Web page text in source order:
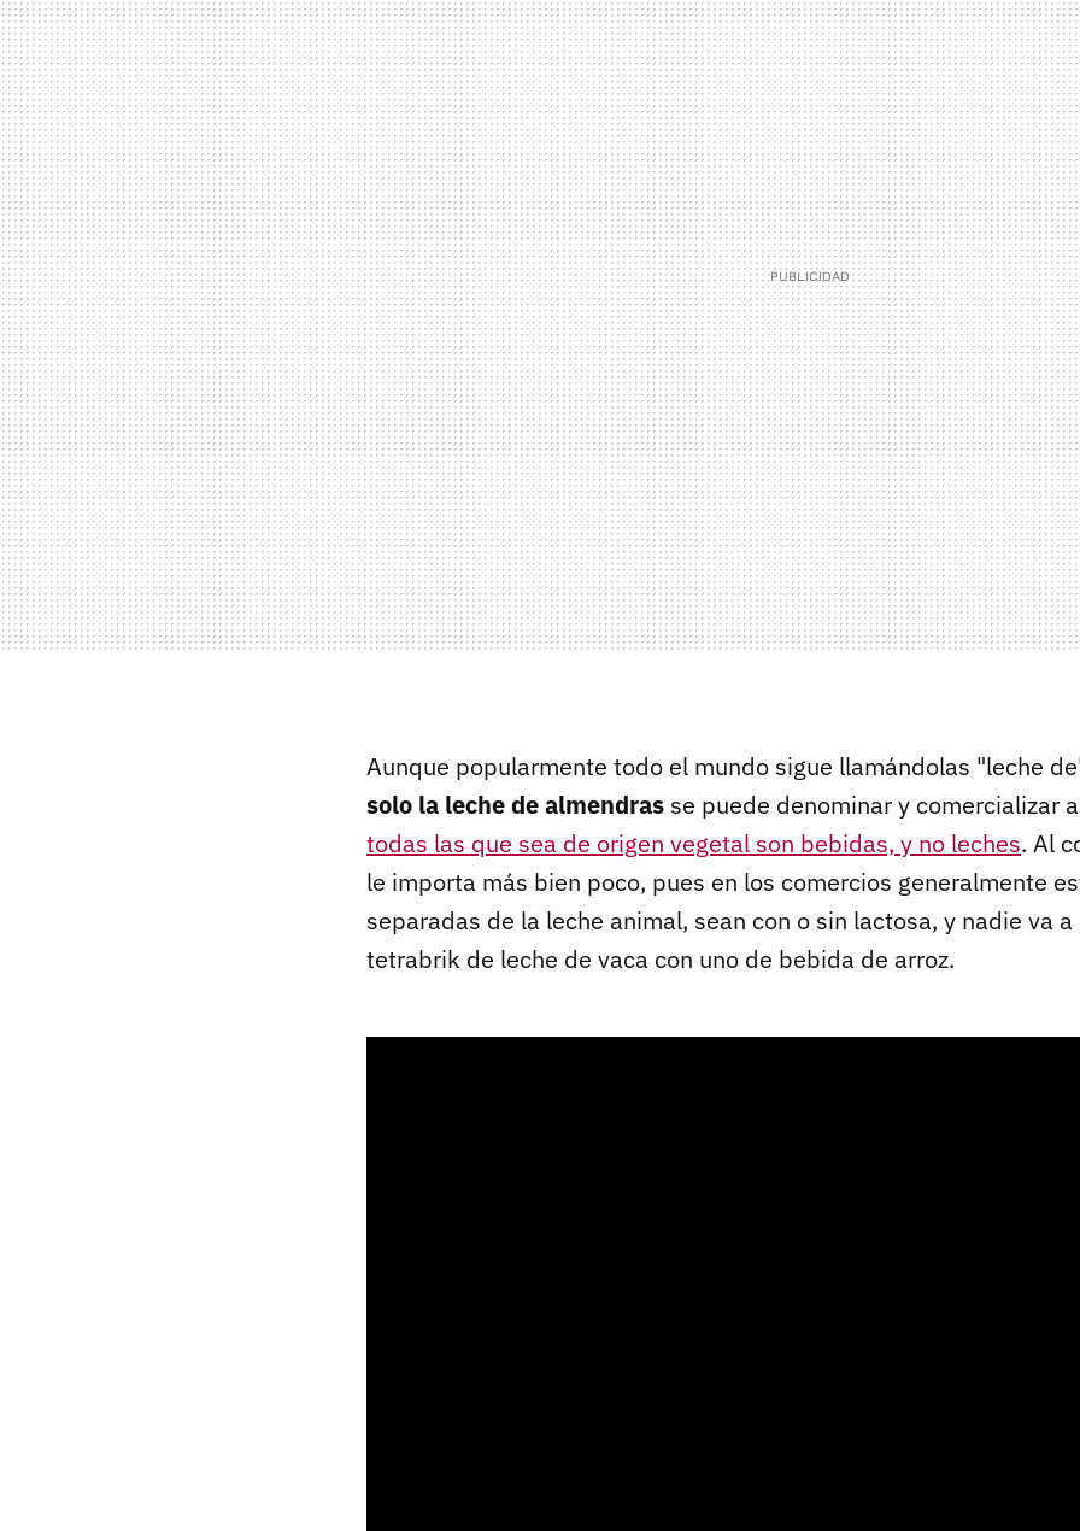
Aunque popularmente todo el mundo sigue llamándolas "leche
solo la leche de almendras se puede denominar y comercializar
todas las que sea de origen vegetal son bebidas, y no leches. Al
le importa más bien poco, pues en los comercios generalmente
separadas de la leche animal, sean con o sin lactosa, y nadie va
tetrabrik de leche de vaca con uno de bebida de arroz.